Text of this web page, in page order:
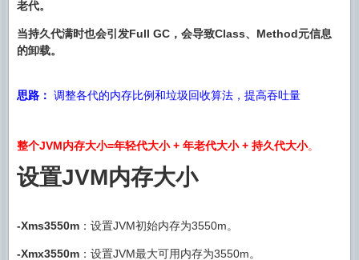
老代。
当持久代满时也会引发Full GC，会导致Class、Method元信息
的卸载。
思路： 调整各代的内存比例和垃圾回收算法，提高吞吐量
整个JVM内存大小=年轻代大小 + 年老代大小 + 持久代大小。
设置JVM内存大小
-Xms3550m ：设置JVM初始内存为3550m。
-Xmx3550m ：设置JVM最大可用内存为3550m。